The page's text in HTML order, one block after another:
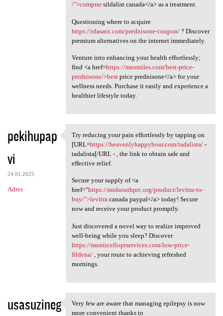
/">comprarsildalist canada</a> as a treatment.
Questioning where to acquire
https://rdasatx.com/prednisone-coupon/? Discover
premium alternatives on the internet immediately.
Venture into enhancing your health effortlessly;
find <a href=https://mnsmiles.com/best-price-
prednisone/>bestprice prednisone</a> for your
wellness needs. Purchase it easily and experience a
healthier lifestyle today.
pekihupap
vi
24.01.2025
Adres
Try reducing your pain
Try reducing your pain effortlessly by tapping on
[URL=https://heavenlyhappyhour.com/tadalista/-
tadalista[/URL - , the link to obtain safe and
effective relief.
Secure your supply of <a
href="https://midsouthprc.org/product/levitra-to-
buy/">levitracanada paypal</a> today! Secure
now and receive your product promptly.
Just discovered a novel way to realize improved
well-being while you sleep? Discover
https://monticelloptservices.com/low-price-
fildena/, your route to achieving refreshed
mornings.
usasuzineg Very few are aware that
Very few are aware that managing epilepsy is now
more convenient thanks to